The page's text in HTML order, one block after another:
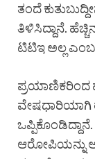
ತಂದೆ
ತಿಳಿಸಿದ್ದಾನೆ.
ಟಿಟಿಇ ಅಲ್ಲ
ಪ್ರಯಾಣಿಕರಿಂದ
ವೇಷಧಾರಿಯಾಗಿ
ಆರೋಪಿಯನ್ನು